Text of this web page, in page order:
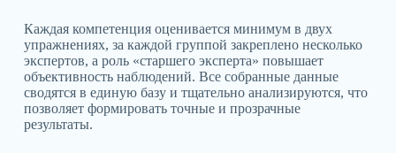
Каждая компетенция оценивается минимум в двух
упражнениях, за каждой группой закреплено несколько
экспертов, а роль «старшего эксперта» повышает
объективность наблюдений. Все собранные данные
сводятся в единую базу и тщательно анализируются, что
позволяет формировать точные и прозрачные
результаты.